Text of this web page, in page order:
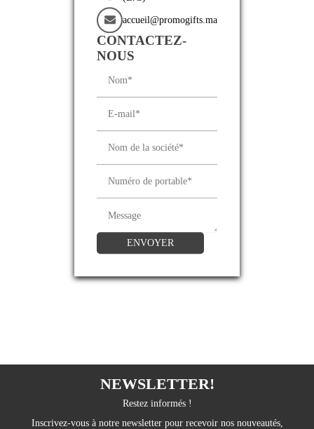
accueil@promogifts.ma
CONTACTEZ-
NOUS
ENVOYER
NEWSLETTER!
Restez informés !
Inscrivez-vous à notre newsletter pour recevoir nos nouveautés,